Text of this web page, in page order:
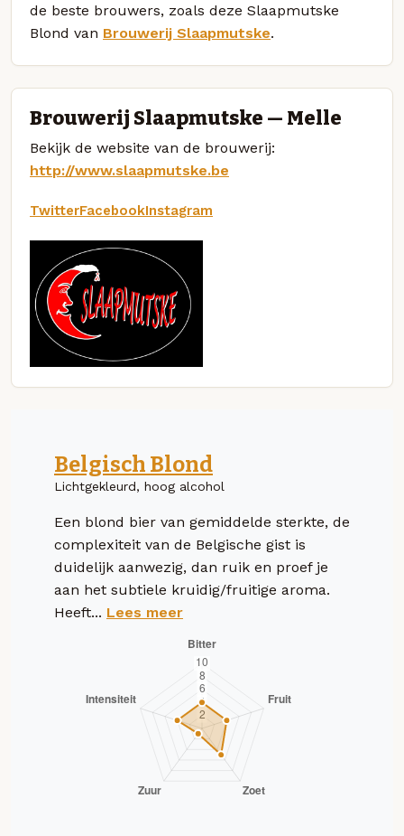
de beste brouwers, zoals deze Slaapmutske
Blond van Brouwerij Slaapmutske.
Brouwerij Slaapmutske — Melle
Bekijk de website van de brouwerij:
http://www.slaapmutske.be
TwitterFacebookInstagram
Belgisch Blond
Lichtgekleurd, hoog alcohol
Een blond bier van gemiddelde sterkte, de
complexiteit van de Belgische gist is
duidelijk aanwezig, dan ruik en proef je
aan het subtiele kruidig/fruitige aroma.
Heeft... Lees meer